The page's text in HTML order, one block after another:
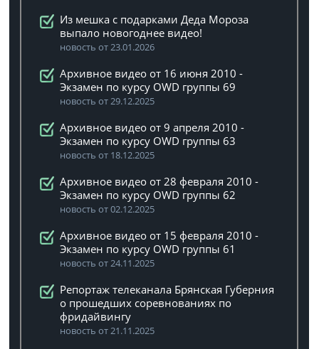
Из мешка с подарками Деда Мороза
выпало новогоднее видео!
новость от 23.01.2026
Архивное видео от 16 июня 2010 -
Экзамен по курсу OWD группы 69
новость от 29.12.2025
Архивное видео от 9 апреля 2010 -
Экзамен по курсу OWD группы 63
новость от 18.12.2025
Архивное видео от 28 февраля 2010 -
Экзамен по курсу OWD группы 62
новость от 02.12.2025
Архивное видео от 15 февраля 2010 -
Экзамен по курсу OWD группы 61
новость от 24.11.2025
Репортаж телеканала Брянская Губерния
о прошедших соревнованиях по
фридайвингу
новость от 21.11.2025